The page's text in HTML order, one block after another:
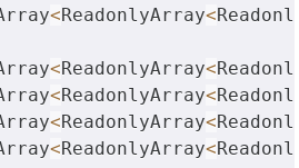
<ReadonlyArray<
<ReadonlyArray<
<ReadonlyArray<
<ReadonlyArray<
<ReadonlyArray<